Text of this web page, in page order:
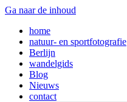
Ga naar de inhoud
home
natuur- en sportfotografie
Berlijn
wandelgids
Blog
Nieuws
contact